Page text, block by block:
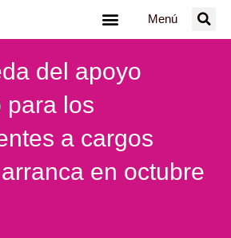
Menú
del apoyo
para los
a cargos
en octubre